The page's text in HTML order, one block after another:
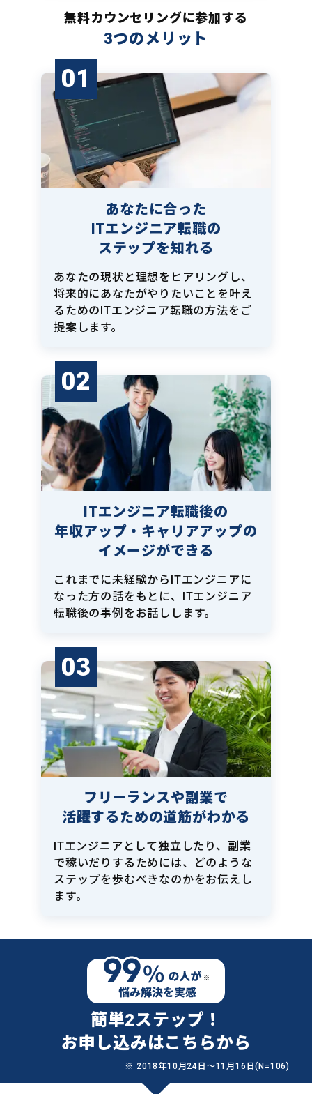
無料カウンセリングに参加する
3つのメリット
01
あなたに合った
ITエンジニア転職の
ステップを知れる
あなたの現状と理想をヒアリングし、
将来的にあなたがやりたいことを叶え
るためのITエンジニア転職の方法をご
提案します。
02
ITエンジニア転職後の
年収アップ・キャリアアップの
イメージができる
これまでに未経験からITエンジニアに
なった方の話をもとに、ITエンジニア
転職後の事例をお話しします。
03
フリーランスや副業で
活躍するための道筋がわかる
ITエンジニアとして独立したり、副業
で稼いだりするためには、どのような
ステップを歩むべきなのかをお伝えし
ます。
簡単2ステップ！
お申し込みはこちらから
※ 2018年10月24日〜11月16日(N=106)